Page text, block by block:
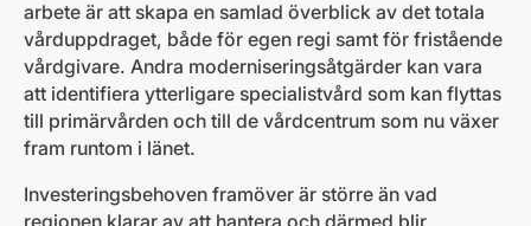
arbete är att skapa en samlad överblick av det totala
vårduppdraget, både för egen regi samt för fristående
vårdgivare. Andra moderniseringsåtgärder kan vara
att identifiera ytterligare specialistvård som kan flyttas
till primärvården och till de vårdcentrum som nu växer
fram runtom i länet.
Investeringsbehoven framöver är större än vad
regionen klarar av att hantera och därmed blir